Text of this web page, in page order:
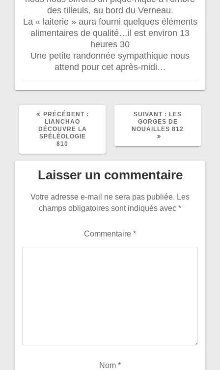
des tilleuls, au bord du Verneau.
La « laiterie » aura fourni quelques éléments
alimentaires de qualité…il est environ 13
heures 30
Une petite randonnée sympathique nous
attend pour cet après-midi…
PRÉCÉDENT :
LIANCHAO
DÉCOUVRE LA
SPÉLÉOLOGIE
810
SUIVANT : ARTICLE
SUIVANT
:
LES
GORGES DE
NOUAILLES 812
Laisser un commentaire
Votre adresse e-mail ne sera pas publiée. Les
champs obligatoires sont indiqués avec *
Commentaire *
Nom *